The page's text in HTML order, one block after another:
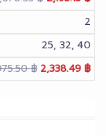
was:
4,670.55 ฿.
2
25, 32, 40
฿ Original
2,338.49฿